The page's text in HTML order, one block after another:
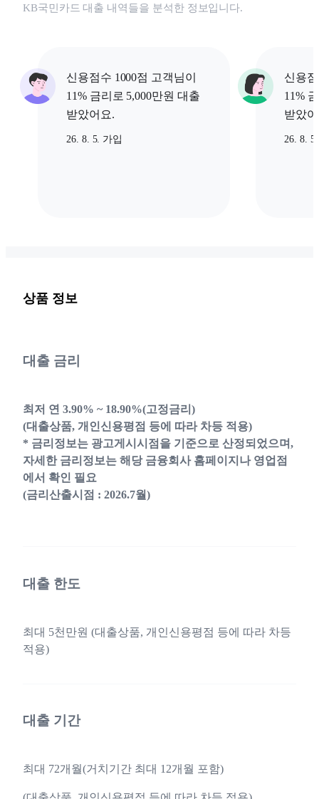
KB국민카드 대출 내역들을 분석한 정보입니다.
신용점수 1000점 고객님이
11% 금리로 5,000만원 대출
받았어요.
26. 8. 5. 가입
신용
11%
받았
26. 8.
상품 정보
대출 금리
최저 연 3.90% ~ 18.90%(고정금리)
(대출상품, 개인신용평점 등에 따라 차등 적용)
* 금리정보는 광고게시시점을 기준으로 산정되었으며,
자세한 금리정보는 해당 금융회사 홈페이지나 영업점
에서 확인 필요
(금리산출시점 : 2026.7월)
대출 한도
최대 5천만원 (대출상품, 개인신용평점 등에 따라 차등
적용)
대출 기간
최대 72개월(거치기간 최대 12개월 포함)